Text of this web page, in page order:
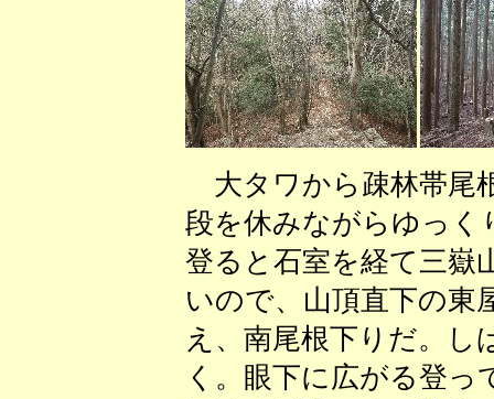
大タワから疎林帯尾
段を休みながらゆっく
登ると石室を経て三嶽
いので、山頂直下の東
え、南尾根下りだ。し
く。眼下に広がる登